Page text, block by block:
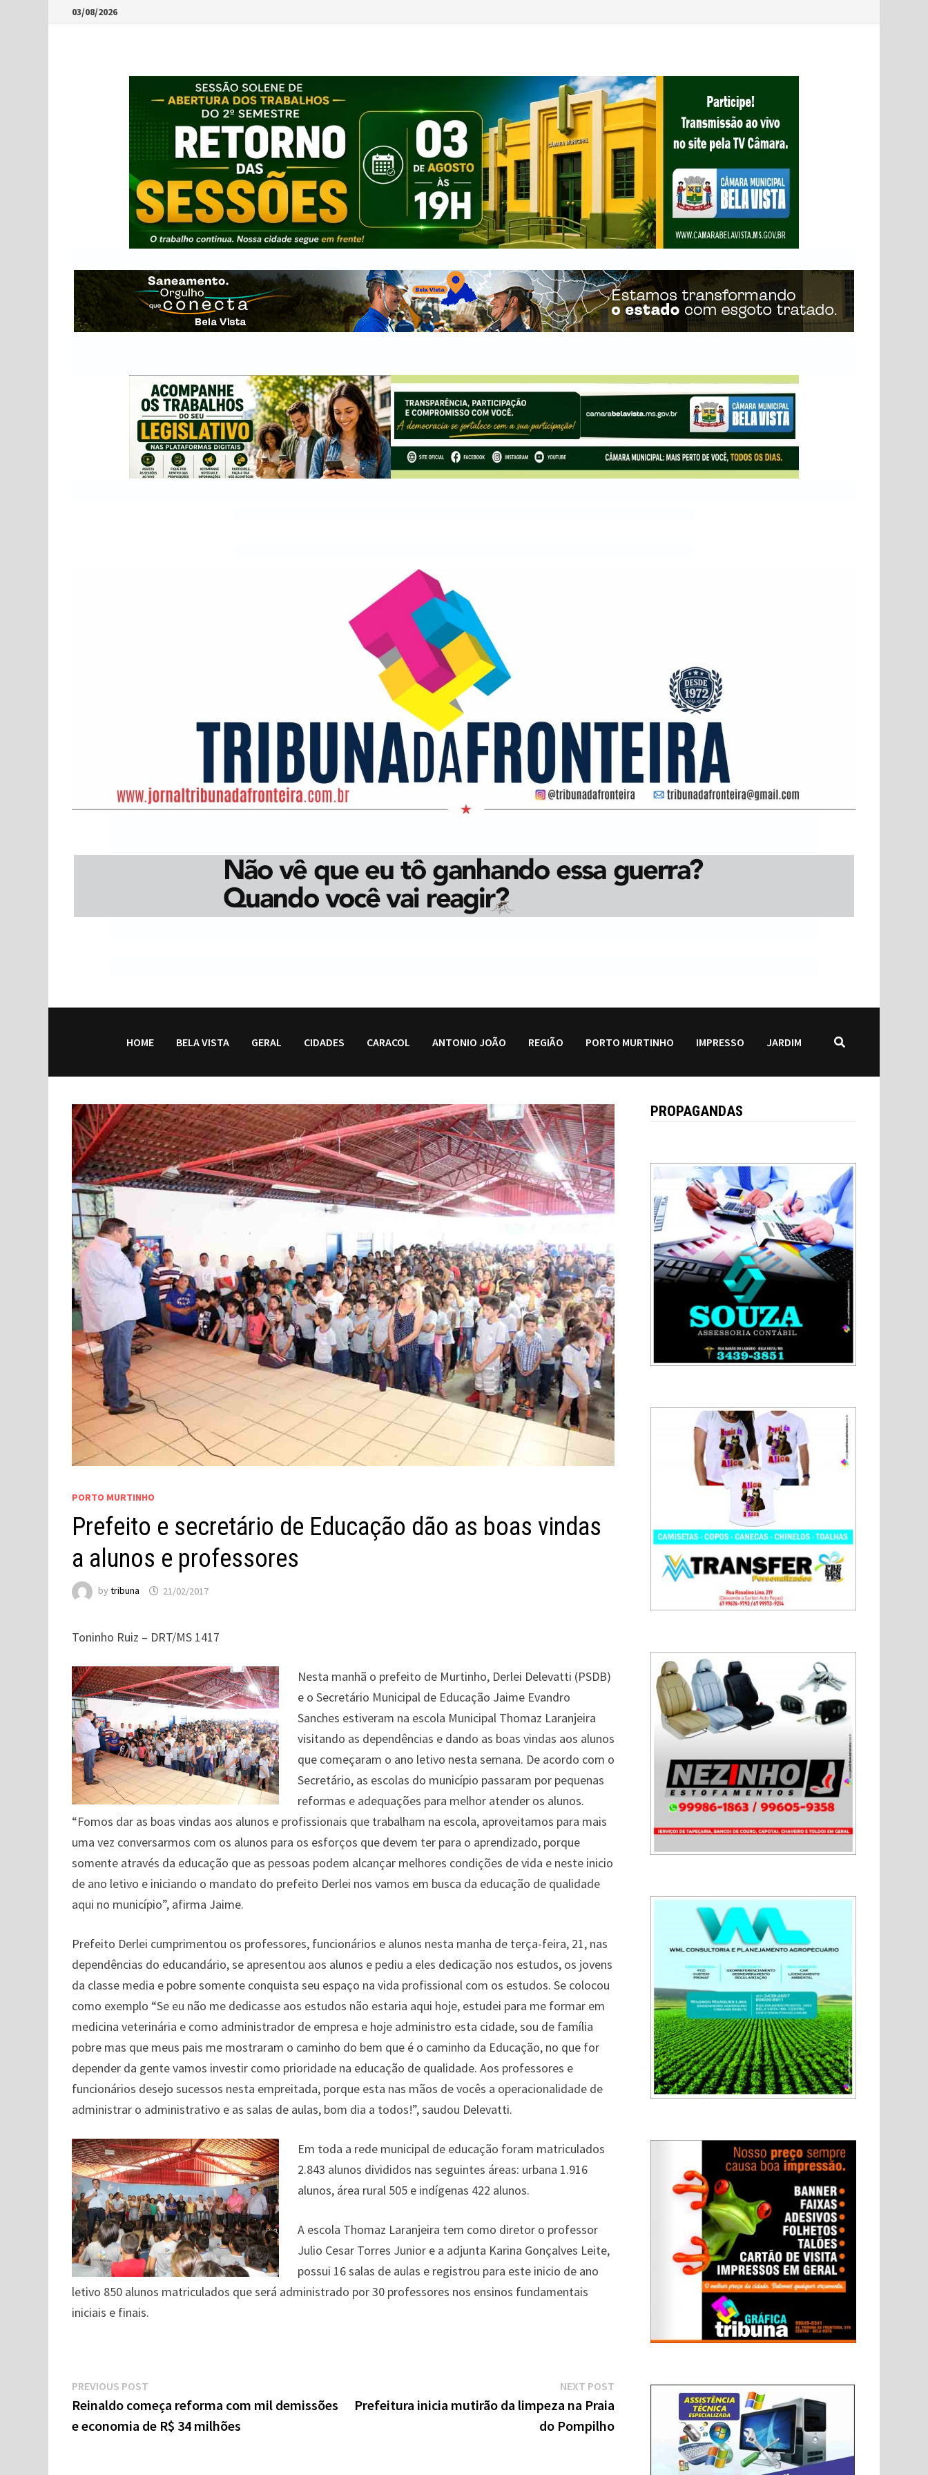
03/08/2026
HOME BELA VISTA GERAL CIDADES CARACOL ANTONIO JOÃO REGIÃO PORTO MURTINHO IMPRESSO JARDIM
PORTO MURTINHO
Prefeito e secretário de Educação dão as boas vindas
a alunos e professores
bytribuna 21/02/2017
Toninho Ruiz – DRT/MS 1417
Nesta manhã o prefeito de Murtinho, Derlei Delevatti (PSDB)
e o Secretário Municipal de Educação Jaime Evandro
Sanches estiveram na escola Municipal Thomaz Laranjeira
visitando as dependências e dando as boas vindas aos alunos
que começaram o ano letivo nesta semana. De acordo com o
Secretário, as escolas do município passaram por pequenas
reformas e adequações para melhor atender os alunos.
“Fomos dar as boas vindas aos alunos e profissionais que trabalham na escola, aproveitamos para mais
uma vez conversarmos com os alunos para os esforços que devem ter para o aprendizado, porque
somente através da educação que as pessoas podem alcançar melhores condições de vida e neste inicio
de ano letivo e iniciando o mandato do prefeito Derlei nos vamos em busca da educação de qualidade
aqui no município”, afirma Jaime.
Prefeito Derlei cumprimentou os professores, funcionários e alunos nesta manha de terça-feira, 21, nas
dependências do educandário, se apresentou aos alunos e pediu a eles dedicação nos estudos, os jovens
da classe media e pobre somente conquista seu espaço na vida profissional com os estudos. Se colocou
como exemplo “Se eu não me dedicasse aos estudos não estaria aqui hoje, estudei para me formar em
medicina veterinária e como administrador de empresa e hoje administro esta cidade, sou de família
pobre mas que meus pais me mostraram o caminho do bem que é o caminho da Educação, no que for
depender da gente vamos investir como prioridade na educação de qualidade. Aos professores e
funcionários desejo sucessos nesta empreitada, porque esta nas mãos de vocês a operacionalidade de
administrar o administrativo e as salas de aulas, bom dia a todos!”, saudou Delevatti.
Em toda a rede municipal de educação foram matriculados
2.843 alunos divididos nas seguintes áreas: urbana 1.916
alunos, área rural 505 e indígenas 422 alunos.
A escola Thomaz Laranjeira tem como diretor o professor
Julio Cesar Torres Junior e a adjunta Karina Gonçalves Leite,
possui 16 salas de aulas e registrou para este inicio de ano
letivo 850 alunos matriculados que será administrado por 30 professores nos ensinos fundamentais
iniciais e finais.
Navegação
de
Post
PREVIOUS POST
post:
Reinaldo começa reforma com mil demissões
e economia de R$ 34 milhões
NEXT POST
Prefeitura inicia mutirão da limpeza na Praia
do Pompilho
PROPAGANDAS